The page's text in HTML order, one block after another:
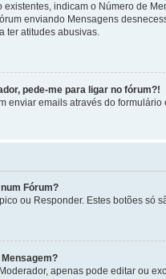
existentes, indicam o Número de
enviando Mensagens
ter atitudes abusivas.
pede-me para ligar no fórum?!
enviar emails através do
Fórum?
ou Responder. Estes botões só
apenas pode editar ou